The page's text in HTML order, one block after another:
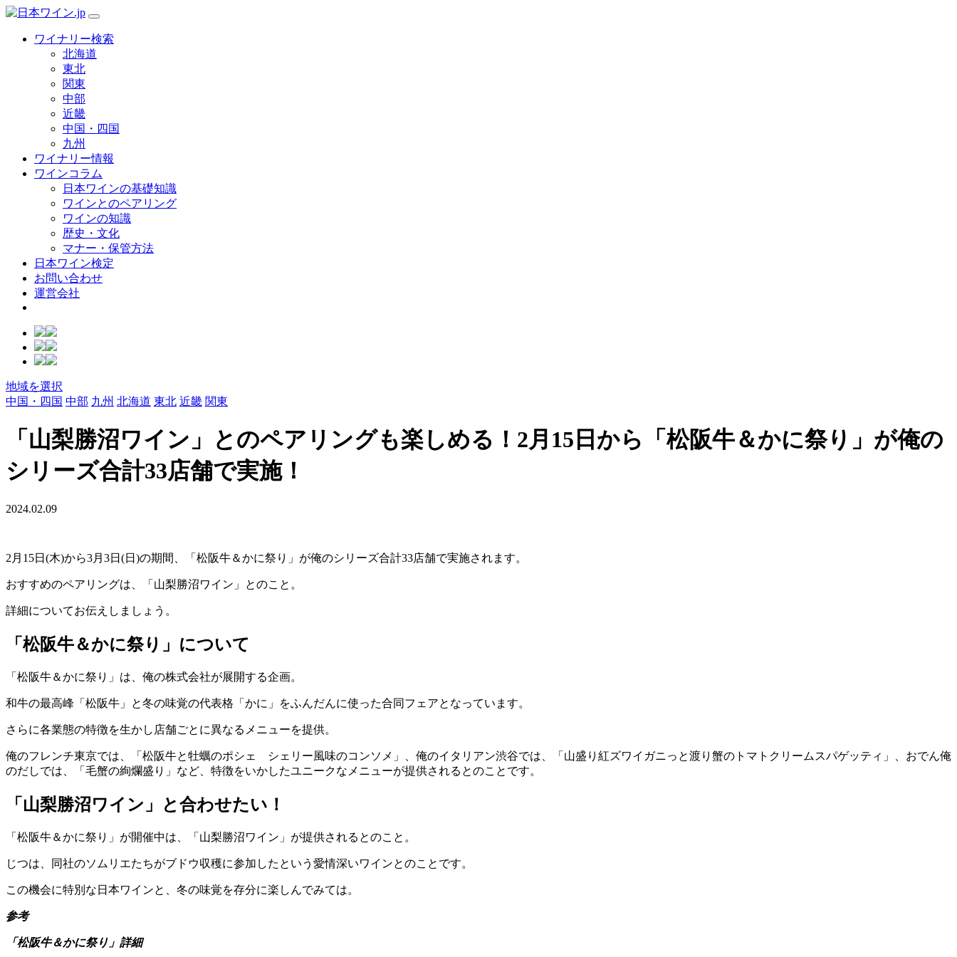
ワイナリー検索
北海道
東北
関東
中部
近畿
中国・四国
九州
ワイナリー情報
ワインコラム
日本ワインの基礎知識
ワインとのペアリング
ワインの知識
歴史・文化
マナー・保管方法
日本ワイン検定
お問い合わせ
運営会社
地域を選択
中国・四国 中部 九州 北海道 東北 近畿 関東
「山梨勝沼ワイン」とのペアリングも楽しめる！2月15日から「松阪牛＆かに祭り」が俺の
シリーズ合計33店舗で実施！
2024.02.09
2月15日(木)から3月3日(日)の期間、「松阪牛＆かに祭り」が俺のシリーズ合計33店舗で実施されます。
おすすめのペアリングは、「山梨勝沼ワイン」とのこと。
詳細についてお伝えしましょう。
「松阪牛＆かに祭り」について
「松阪牛＆かに祭り」は、俺の株式会社が展開する企画。
和牛の最高峰「松阪牛」と冬の味覚の代表格「かに」をふんだんに使った合同フェアとなっています。
さらに各業態の特徴を生かし店舗ごとに異なるメニューを提供。
俺のフレンチ東京では、「松阪牛と牡蠣のポシェ シェリー風味のコンソメ」、俺のイタリアン渋谷では、「山盛り紅ズワイガニっと渡り蟹のトマトクリームスパゲッティ」、おでん俺
のだしでは、「毛蟹の絢爛盛り」など、特徴をいかしたユニークなメニューが提供されるとのことです。
「山梨勝沼ワイン」と合わせたい！
「松阪牛＆かに祭り」が開催中は、「山梨勝沼ワイン」が提供されるとのこと。
じつは、同社のソムリエたちがブドウ収穫に参加したという愛情深いワインとのことです。
この機会に特別な日本ワインと、冬の味覚を存分に楽しんでみては。
参考
「松阪牛＆かに祭り」詳細